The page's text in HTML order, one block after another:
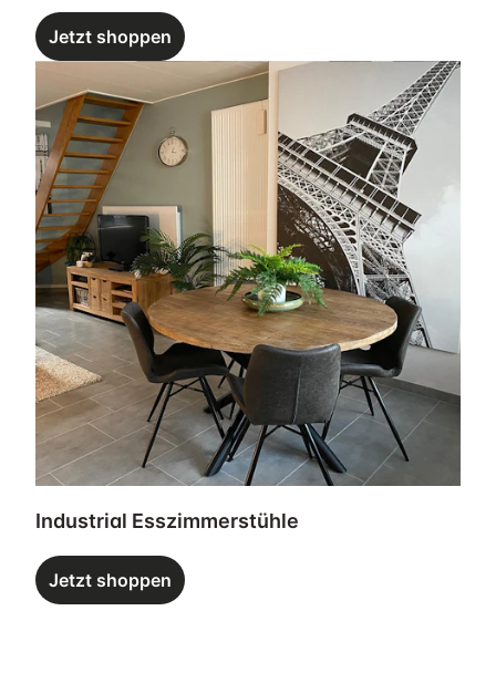
Jetzt shoppen
Industrial Esszimmerstühle
Jetzt shoppen